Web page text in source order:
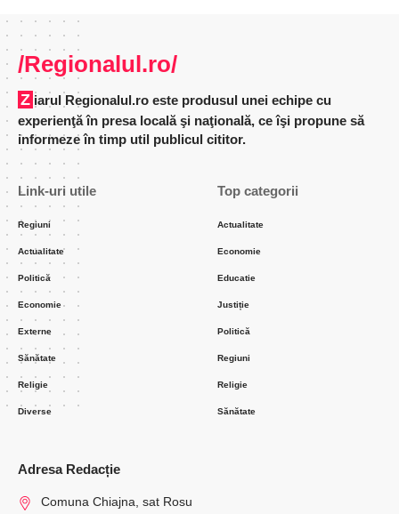
/Regionalul.ro/
Ziarul Regionalul.ro este produsul unei echipe cu
experienţă în presa locală şi naţională, ce îşi propune să
informeze în timp util publicul cititor.
Link-uri utile
Regiuni
Actualitate
Politică
Economie
Externe
Sănătate
Religie
Diverse
Top categorii
Actualitate
Economie
Educatie
Justiție
Politică
Regiuni
Religie
Sănătate
Adresa Redacție
Comuna Chiajna, sat Rosu